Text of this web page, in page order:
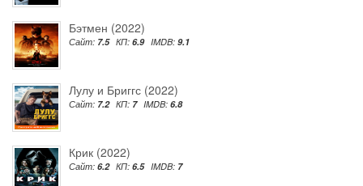
Бэтмен (2022)
Сайт: 7.5 КП: 6.9 IMDB: 9.1
Лулу и Бриггс (2022)
Сайт: 7.2 КП: 7 IMDB: 6.8
Крик (2022)
Сайт: 6.2 КП: 6.5 IMDB: 7